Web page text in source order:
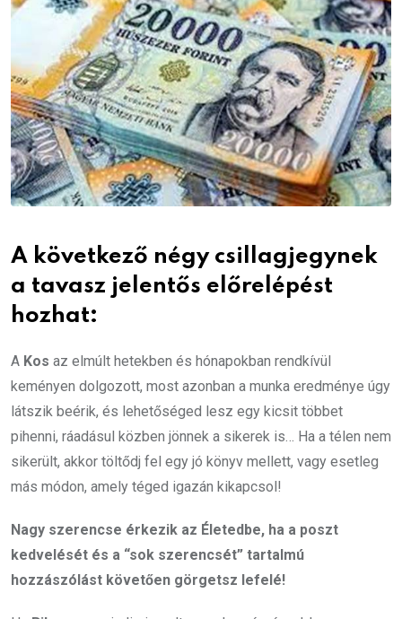
A következő négy csillagjegynek
a tavasz jelentős előrelépést
hozhat:
A Kos az elmúlt hetekben és hónapokban rendkívül
keményen dolgozott, most azonban a munka eredménye úgy
látszik beérik, és lehetőséged lesz egy kicsit többet
pihenni, ráadásul közben jönnek a sikerek is… Ha a télen nem
sikerült, akkor töltődj fel egy jó könyv mellett, vagy esetleg
más módon, amely téged igazán kikapcsol!
Nagy szerencse érkezik az Életedbe, ha a poszt
kedvelését és a “sok szerencsét” tartalmú
hozzászólást követően görgetsz lefelé!